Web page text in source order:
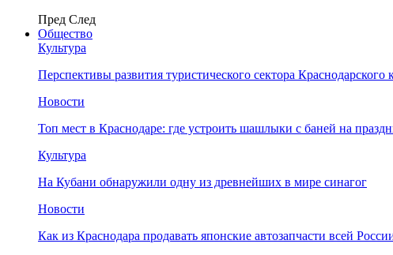
Пред След
Общество
Культура
Перспективы развития туристического сектора Краснодарского
Новости
Топ мест в Краснодаре: где устроить шашлыки с баней на
Культура
На Кубани обнаружили одну из древнейших в мире синагог
Новости
Как из Краснодара продавать японские автозапчасти всей